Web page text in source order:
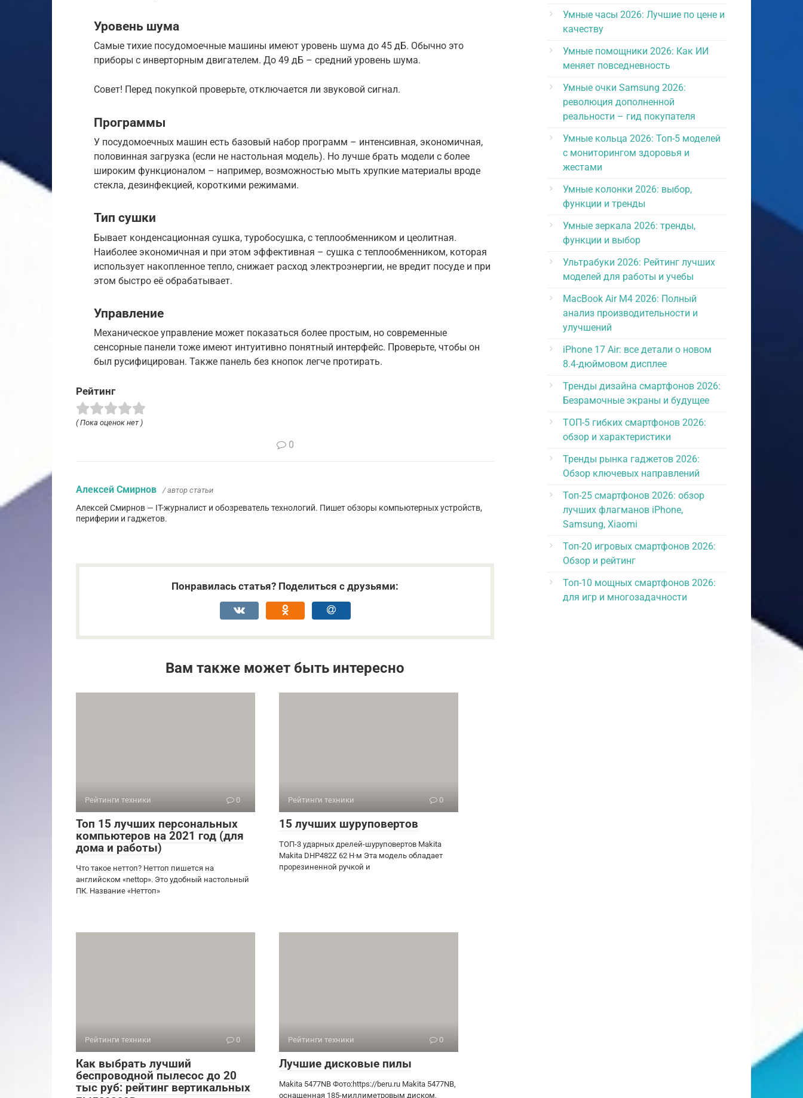
Уровень шума
Самые тихие посудомоечные машины имеют уровень шума до 45 дБ. Обычно это
приборы с инверторным двигателем. До 49 дБ – средний уровень шума.
Совет! Перед покупкой проверьте, отключается ли звуковой сигнал.
Программы
У посудомоечных машин есть базовый набор программ – интенсивная, экономичная,
половинная загрузка (если не настольная модель). Но лучше брать модели с более
широким функционалом – например, возможностью мыть хрупкие материалы вроде
стекла, дезинфекцией, короткими режимами.
Тип сушки
Бывает конденсационная сушка, туробосушка, с теплообменником и цеолитная.
Наиболее экономичная и при этом эффективная – сушка с теплообменником, которая
использует накопленное тепло, снижает расход электроэнергии, не вредит посуде и при
этом быстро её обрабатывает.
Управление
Механическое управление может показаться более простым, но современные
сенсорные панели тоже имеют интуитивно понятный интерфейс. Проверьте, чтобы он
был русифицирован. Также панель без кнопок легче протирать.
Рейтинг
( Пока оценок нет )
0
Алексей Смирнов / автор статьи
Алексей Смирнов — IT-журналист и обозреватель технологий. Пишет обзоры компьютерных устройств,
периферии и гаджетов.
Понравилась статья? Поделиться с друзьями:
Вам также может быть интересно
Рейтинги техники 0
Топ 15 лучших персональных
компьютеров на 2021 год (для
дома и работы)
Что такое неттоп? Неттоп пишется на
английском «nettop». Это удобный настольный
ПК. Название «Неттоп»
Рейтинги техники 0
15 лучших шуруповертов
ТОП-3 ударных дрелей-шуруповертов Makita
Makita DHP482Z 62 Н·м Эта модель обладает
прорезиненной ручкой и
Рейтинги техники 0
Как выбрать лучший
беспроводной пылесос до 20
тыс руб: рейтинг вертикальных
Рейтинги техники 0
Лучшие дисковые пилы
Makita 5477NB ​Фото:https://beru.ru Makita 5477NB,
оснащенная 185-миллиметровым диском,
Умные часы 2026: Лучшие по цене и
качеству
Умные помощники 2026: Как ИИ
меняет повседневность
Умные очки Samsung 2026:
революция дополненной
реальности – гид покупателя
Умные кольца 2026: Топ-5 моделей
с мониторингом здоровья и
жестами
Умные колонки 2026: выбор,
функции и тренды
Умные зеркала 2026: тренды,
функции и выбор
Ультрабуки 2026: Рейтинг лучших
моделей для работы и учебы
MacBook Air M4 2026: Полный
анализ производительности и
улучшений
iPhone 17 Air: все детали о новом
8.4-дюймовом дисплее
Тренды дизайна смартфонов 2026:
Безрамочные экраны и будущее
ТОП-5 гибких смартфонов 2026:
обзор и характеристики
Тренды рынка гаджетов 2026:
Обзор ключевых направлений
Топ-25 смартфонов 2026: обзор
лучших флагманов iPhone,
Samsung, Xiaomi
Топ-20 игровых смартфонов 2026:
Обзор и рейтинг
Топ-10 мощных смартфонов 2026:
для игр и многозадачности